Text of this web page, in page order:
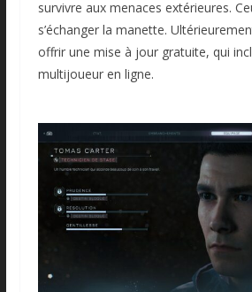
survivre aux menaces extérieures.
s’échanger la manette.
offrir une mise à jour gratuite, qui
multijoueur en ligne.